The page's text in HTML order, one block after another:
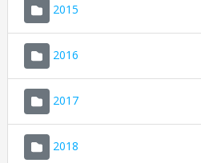
2015
2016
2017
2018